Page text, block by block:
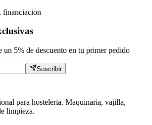
financiacion
un 5% de descuento en tu primer pedido
Suscribir
para hosteleria. Maquinaria, vajilla,
limpieza.